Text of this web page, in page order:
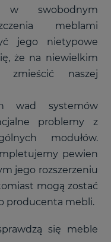
w swobodnym
meblami
jego nietypowe
że na niewielkim
naszej
wad systemów
problemy z
modułów.
pewien
jego rozszerzeniu
mogą zostać
producenta mebli.
się meble